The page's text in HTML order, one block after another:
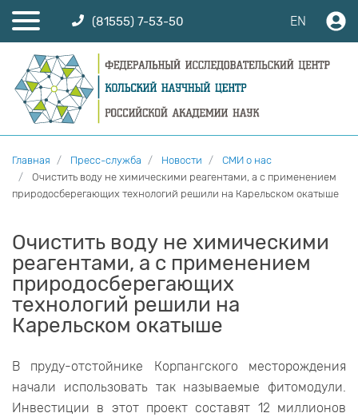
(81555) 7-53-50 EN
Главная Пресс-служба Новости
СМИ о нас
Очистить воду не химическими реагентами, а с применением
природосберегающих технологий решили на Карельском окатыше
Очистить воду не химическими
реагентами, а с применением
природосберегающих
технологий решили на
Карельском окатыше
В пруду-отстойнике Корпангского месторождения
начали использовать так называемые фитомодули.
Инвестиции в этот проект составят 12 миллионов